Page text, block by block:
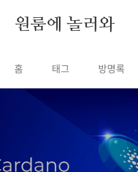
원룸에 놀러와
홈 태그 방명록